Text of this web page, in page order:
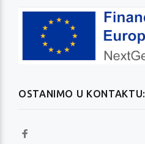
OSTANIMO U KONTAKTU: